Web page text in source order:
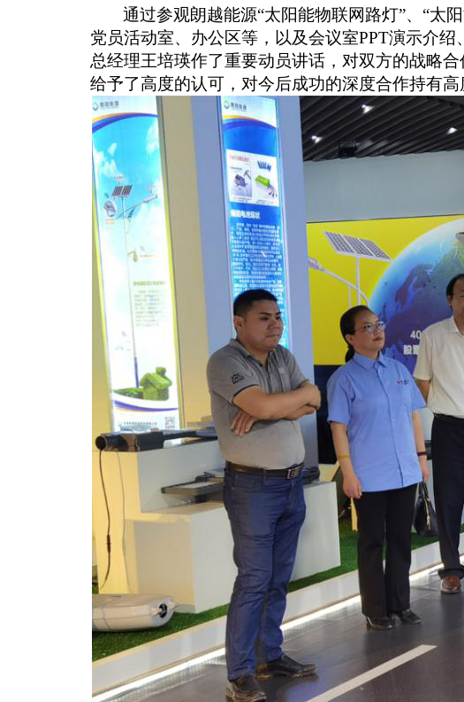
通过参观朗越能源“太阳能物联网路灯”、“太
党员活动室、办公区等， 以及会议室PPT演示介绍
总经理王培瑛作了重要动员讲话，对双方的战略
给予了高度的认可，对今后成功的深度合作持有高